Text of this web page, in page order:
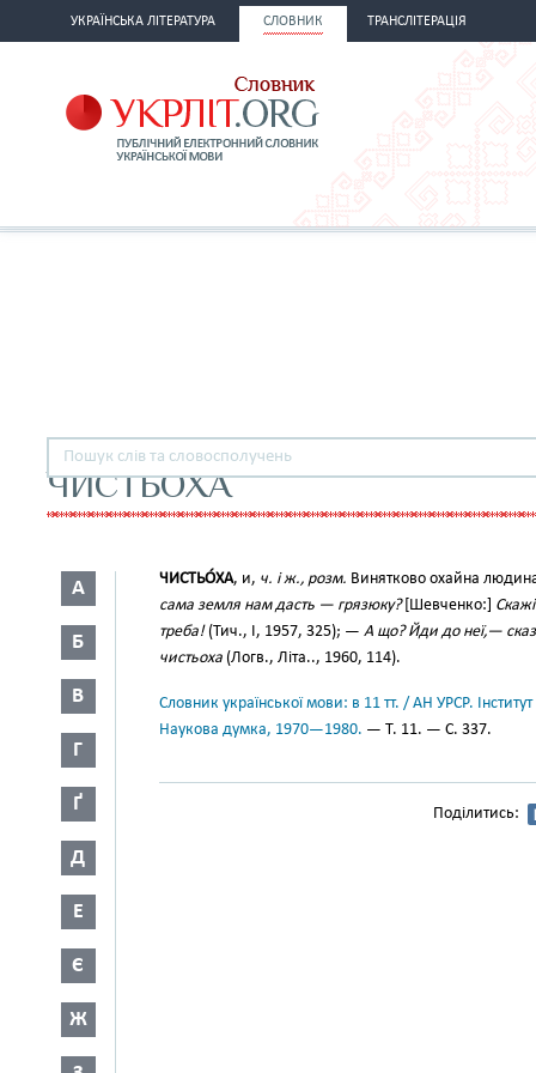
УКРАЇНСЬКА ЛІТЕРАТУРА СЛОВНИК ТРАНСЛІТЕРАЦІЯ
ЧИСТЬОХА
А
Б
В
Г
Ґ
Д
Е
Є
Ж
ЧИСТЬО́ХА, и, ч. і ж., розм. Винятково охайна
сама земля нам дасть — грязюку?[Шевченко:]
треба!(Тич., І, 1957, 325); — А що? Йди до неї,—
чистьоха (Логв., Літа.., 1960, 114).
Словник української мови: в 11 тт. / АН УРСР.
Наукова думка, 1970—1980. — Т. 11. — С. 337.
Поділитись: